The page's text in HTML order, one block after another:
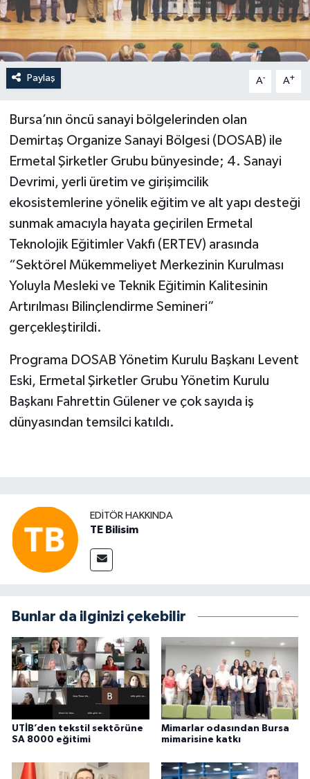
Paylaş A- A+
Bursa’nın öncü sanayi bölgelerinden olan
Demirtaş Organize Sanayi Bölgesi (DOSAB) ile
Ermetal Şirketler Grubu bünyesinde; 4. Sanayi
Devrimi, yerli üretim ve girişimcilik
ekosistemlerine yönelik eğitim ve alt yapı desteği
sunmak amacıyla hayata geçirilen Ermetal
Teknolojik Eğitimler Vakfı (ERTEV) arasında
“Sektörel Mükemmeliyet Merkezinin Kurulması
Yoluyla Mesleki ve Teknik Eğitimin Kalitesinin
Artırılması Bilinçlendirme Semineri”
gerçekleştirildi.
Programa DOSAB Yönetim Kurulu Başkanı Levent
Eski, Ermetal Şirketler Grubu Yönetim Kurulu
Başkanı Fahrettin Gülener ve çok sayıda iş
dünyasından temsilci katıldı.
EDITÖR HAKKINDA
TE Bilisim
Bunlar da ilginizi çekebilir
UTİB’den tekstil sektörüne
SA 8000 eğitimi
Mimarlar odasından Bursa
mimarisine katkı